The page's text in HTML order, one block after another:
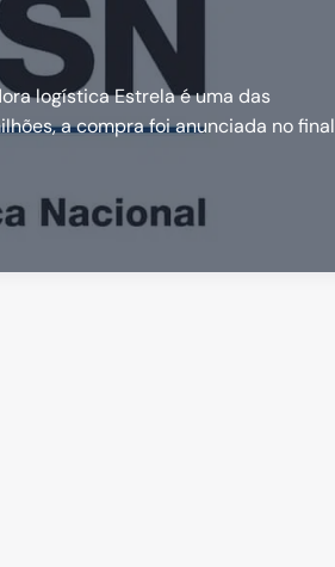
logística Estrela é uma das
a compra foi anunciada no final